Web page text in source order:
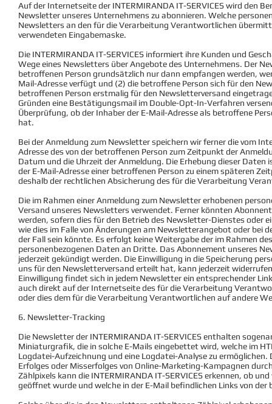
Auf der Internetseite der INTERMIRANDA IT-SERVICES wird den
Newsletter unseres Unternehmens zu abonnieren. Welche
Newsletters an den für die Verarbeitung Verantwortlichen
verwendeten Eingabemaske.
Die INTERMIRANDA IT-SERVICES informiert ihre Kunden und
Wege eines Newsletters über Angebote des Unternehmens. Der
betroffenen Person grundsätzlich nur dann empfangen werden,
Mail-Adresse verfügt und (2) die betroffene Person sich für den
betroffenen Person erstmalig für den Newsletterversand
Gründen eine Bestätigungsmail im Double-Opt-In-Verfahren
Überprüfung, ob der Inhaber der E-Mail-Adresse als betroffene
hat.
Bei der Anmeldung zum Newsletter speichern wir ferner die vom
Adresse des von der betroffenen Person zum Zeitpunkt der
Datum und die Uhrzeit der Anmeldung. Die Erhebung dieser
der E-Mail-Adresse einer betroffenen Person zu einem späteren
deshalb der rechtlichen Absicherung des für die Verarbeitung
Die im Rahmen einer Anmeldung zum Newsletter erhobenen
Versand unseres Newsletters verwendet. Ferner könnten
werden, sofern dies für den Betrieb des Newsletter-Dienstes oder
wie dies im Falle von Änderungen am Newsletterangebot oder bei
der Fall sein könnte. Es erfolgt keine Weitergabe der im Rahmen
personenbezogenen Daten an Dritte. Das Abonnement unseres
jederzeit gekündigt werden. Die Einwilligung in die Speicherung
uns für den Newsletterversand erteilt hat, kann jederzeit
Einwilligung findet sich in jedem Newsletter ein entsprechender
auch direkt auf der Internetseite des für die Verarbeitung
oder dies dem für die Verarbeitung Verantwortlichen auf andere
6. Newsletter-Tracking
Die Newsletter der INTERMIRANDA IT-SERVICES enthalten
Miniaturgrafik, die in solche E-Mails eingebettet wird, welche im
Logdatei-Aufzeichnung und eine Logdatei-Analyse zu
Erfolges oder Misserfolges von Online-Marketing-Kampagnen
Zählpixels kann die INTERMIRANDA IT-SERVICES erkennen, ob
geöffnet wurde und welche in der E-Mail befindlichen Links von